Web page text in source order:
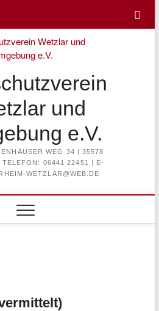
und
e.V.
WEG 34 | 35578
TELEFON: 06441 22451 | E-
WETZLAR@WEB.DE